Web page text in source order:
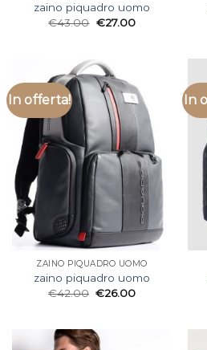
zaino piquadro uomo
€43.00 €27.00
In offerta!
ZAINO PIQUADRO UOMO
zaino piquadro uomo
€42.00 €26.00
In